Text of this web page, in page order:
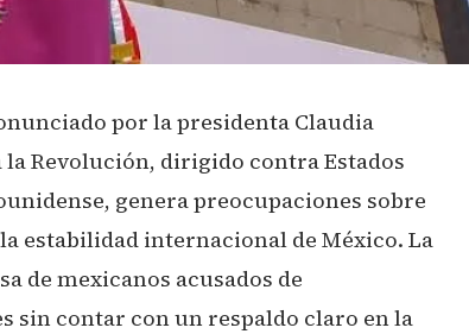
por la presidenta Claudia
Revolución, dirigido contra Estados
genera preocupaciones sobre
estabilidad internacional de México. La
de mexicanos acusados de
sin contar con un respaldo claro en la